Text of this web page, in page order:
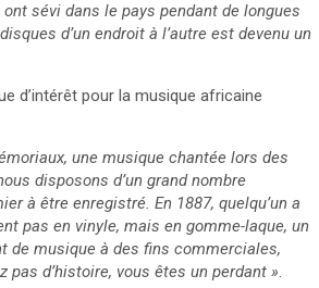
sévi dans le pays pendant de longues
d’un endroit à l’autre est devenu un
d’intérêt pour la musique africaine
une musique chantée lors des
disposons d’un grand nombre
à être enregistré. En 1887, quelqu’un a
pas en vinyle, mais en gomme-laque, un
de musique à des fins commerciales,
pas d’histoire, vous êtes un perdant ».